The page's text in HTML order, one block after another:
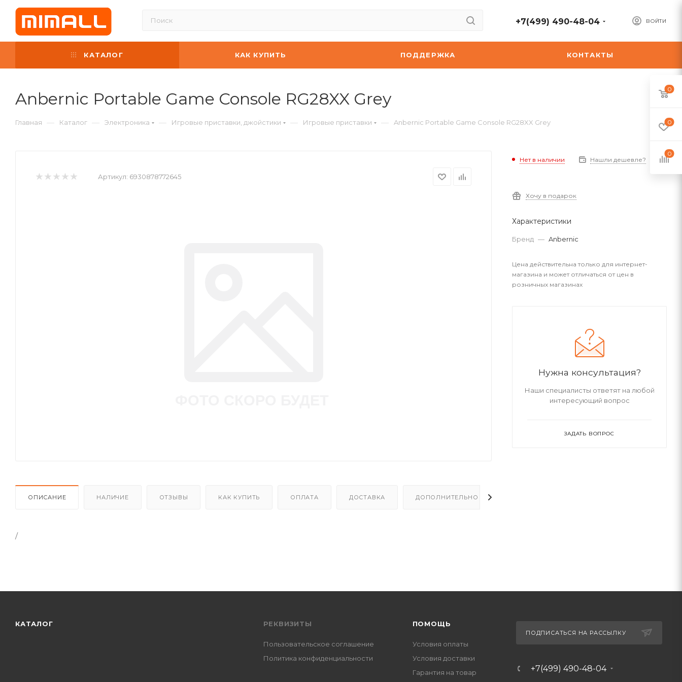
ВОЙТИ
+7(499) 490-48-04
КАТАЛОГ КАК КУПИТЬ ПОДДЕРЖКА КОНТАКТЫ
Anbernic Portable Game Console RG28XX Grey
Главная — Каталог — Электроника — Игровые приставки, джойстики — Игровые приставки — Anbernic Portable Game Console RG28XX Grey
Артикул: 6930878772645
ОПИСАНИЕ НАЛИЧИЕ ОТЗЫВЫ КАК КУПИТЬ ОПЛАТА ДОСТАВКА ДОПОЛНИТЕЛЬНО
/
Нет в наличии Нашли дешевле?
Хочу в подарок
Характеристики
Бренд — Anbernic
Цена действительна только для интернет-
магазина и может отличаться от цен в
розничных магазинах
Нужна консультация?
Наши специалисты ответят на любой
интересующий вопрос
ЗАДАТЬ ВОПРОС
КАТАЛОГ РЕКВИЗИТЫ
Пользовательское соглашение
Политика конфиденциальности
ПОМОЩЬ
Условия оплаты
Условия доставки
Гарантия на товар
ПОДПИСАТЬСЯ НА РАССЫЛКУ
+7(499) 490-48-04
0
0
0